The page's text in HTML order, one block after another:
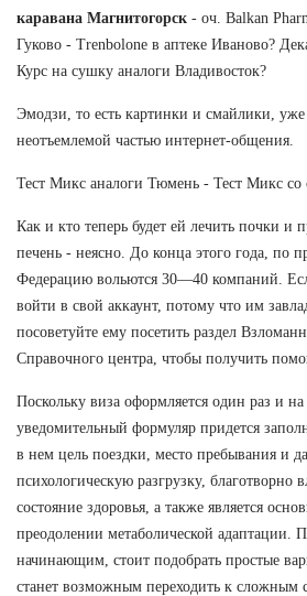
каравана Магнитогорск - оч. Balkan
Гуково - Trenbolone в аптеке Иваново?
Курс на сушку аналоги Владивосток?
Эмодзи, то есть картинки и смайлики, уже
неотъемлемой частью интернет-общения.
Тест Микс аналоги Тюмень - Тест Микс со
Как и кто теперь будет ей лечить почки и
печень - неясно. До конца этого года, по
Федерацию вольются 30—40 компаний.
войти в свой аккаунт, потому что им
посоветуйте ему посетить раздел
Справочного центра, чтобы получить
Поскольку виза оформляется один раз и
уведомительный формуляр придется
в нем цель поездки, место пребывания и
психологическую разгрузку, благотворно
состояние здоровья, а также является
преодолении метаболической адаптации.
начинающим, стоит подобрать простые
станет возможным переходить к сложным